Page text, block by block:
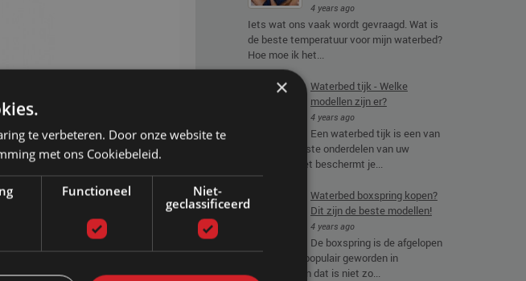
Uw molton regelmatig wassen is
ook bij een waterbed, want
van vinyl is en geen vocht
u de
het beste kunt wassen
4 years ago
Iets wat ons vaak wordt gevraagd. Wat is
de beste temperatuur voor mijn waterbed?
Hoe moe ik het...
Waterbed tijk - Welke
modellen zijn er?
4 years ago
Een waterbed tijk is een van
de belangrijkste onderdelen van uw
waterbed. Het beschermt je...
Waterbed boxspring kopen?
Dit zijn de beste modellen!
4 years ago
De boxspring is de afgelopen
jaren enorm populair geworden in
Nederland. En dat is niet zo...
×
te verbeteren. Door onze website te
met ons Cookiebeleid.
Functioneel
Niet-
geclassificeerd